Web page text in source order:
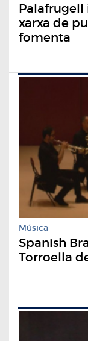
Palafrugell
xarxa de
fomenta
Música
Spanish
Torroella